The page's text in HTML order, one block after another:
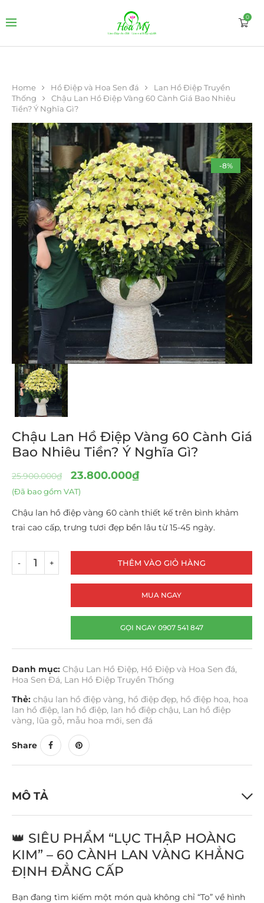
0
Home Hồ Điệp và Hoa Sen đá
Lan Hồ Điệp Truyền
Thống
Chậu Lan Hồ Điệp Vàng 60 Cành Giá Bao Nhiêu
Tiền? Ý Nghĩa Gì?
-8%
Chậu Lan Hồ Điệp Vàng 60 Cành Giá
Bao Nhiêu Tiền? Ý Nghĩa Gì?
25.900.000₫ 23.800.000₫
(Đã bao gồm VAT)
Chậu lan hồ điệp vàng 60 cành thiết kế trên bình khảm
trai cao cấp, trưng tươi đẹp bền lâu từ 15-45 ngày.
THÊM VÀO GIỎ HÀNG
MUA NGAY
GỌI NGAY 0907 541 847
Danh mục: Chậu Lan Hồ Điệp, Hồ Điệp và Hoa Sen đá,
Hoa Sen Đá, Lan Hồ Điệp Truyền Thống
Thẻ: chậu lan hồ điệp vàng, hồ điệp đẹp, hồ điệp hoa, hoa
lan hồ điệp, lan hồ điệp, lan hồ điệp chậu, Lan hồ điệp
vàng, lũa gỗ, mẫu hoa mới, sen đá
Share
MÔ TẢ
👑 SIÊU PHẨM “LỤC THẬP HOÀNG
KIM” – 60 CÀNH LAN VÀNG KHẲNG
ĐỊNH ĐẲNG CẤP
Bạn đang tìm kiếm một món quà không chỉ “To” về hình